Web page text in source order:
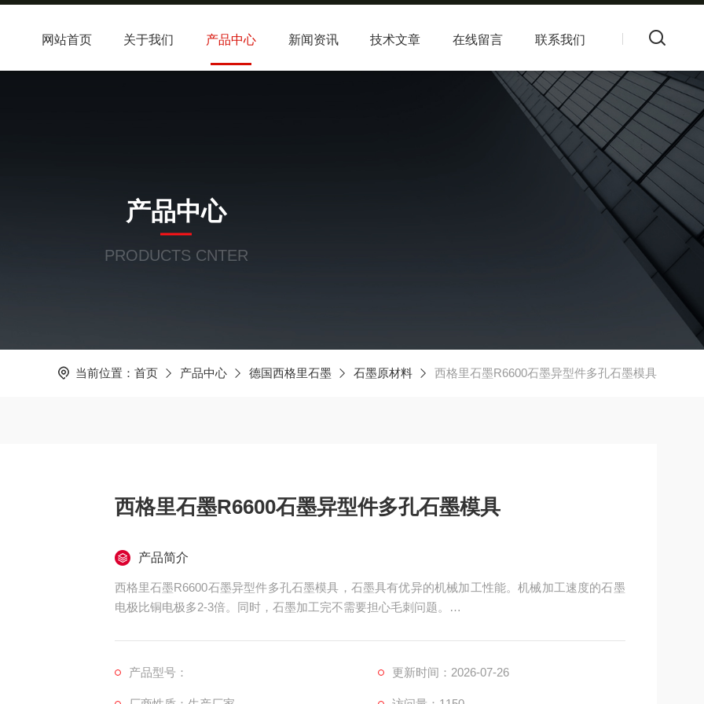
网站首页 关于我们 产品中心 新闻资讯 技术文章 在线留言 联系我们
产品中心
PRODUCTS CNTER
当前位置： 首页 产品中心 德国西格里石墨 石墨原材料 西格里石墨R6600石墨异型件多孔石墨模具
西格里石墨R6600石墨异型件多孔石墨模具
产品简介
西格里石墨R6600石墨异型件多孔石墨模具，石墨具有优异的机械加工性能。机械加工速度的石墨
电极比铜电极多2-3倍。同时，石墨加工完不需要担心毛刺问题。
产品型号： 更新时间：2026-07-26